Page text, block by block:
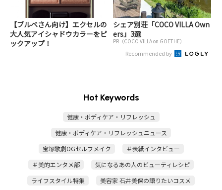
【ブルベさん向け】エクセルの
大人気アイシャドウカラーをピ
ックアップ！
シェア別荘「COCO VILLA Own
ers」3選
PR（COCO VILLA on GOETHE）
Recommended by
Hot Keywords
健康・ボディケア・リフレッシュ
健康・ボディケア・リフレッシュニュース
宝塚歌劇OGセルフメイク
＃表紙インタビュー
＃美的エンタメ部
気になるあの人のビューティレシピ
ライフスタイル特集
美容家 石井美保の語りたいコスメ